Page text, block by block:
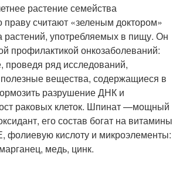
растение семейства
считают «зеленым доктором»
растений, употребляемых в пищу. Он
профилактикой онкозаболеваний:
проведя ряд исследований,
вещества, содержащиеся в
разрушение ДНК и
раковых клеток. Шпинат —мощный
его состав богат на витамины
фолиевую кислоту и микроэлементы:
медь, цинк.